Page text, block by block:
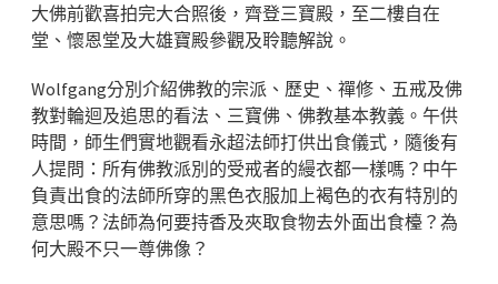
大佛前歡喜拍完大合照後，齊登三寶殿，至二樓自在
堂、懷恩堂及大雄寶殿參觀及聆聽解說。
Wolfgang分別介紹佛教的宗派、歷史、禪修、五戒及佛
教對輪迴及追思的看法、三寶佛、佛教基本教義。午供
時間，師生們實地觀看永超法師打供出食儀式，隨後有
人提問：所有佛教派別的受戒者的縵衣都一樣嗎？中午
負責出食的法師所穿的黑色衣服加上褐色的衣有特別的
意思嗎？法師為何要持香及夾取食物去外面出食檯？為
何大殿不只一尊佛像？